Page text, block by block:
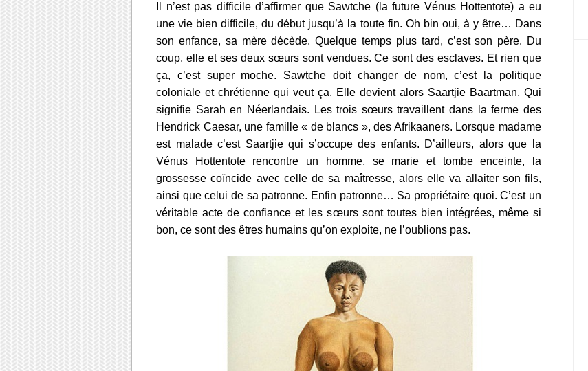
Il n’est pas difficile d’affirmer que Sawtche (la future Vénus Hottentote) a eu
une vie bien difficile, du début jusqu’à la toute fin. Oh bin oui, à y être… Dans
son enfance, sa mère décède. Quelque temps plus tard, c’est son père. Du
coup, elle et ses deux sœurs sont vendues. Ce sont des esclaves. Et rien que
ça, c’est super moche. Sawtche doit changer de nom, c’est la politique
coloniale et chrétienne qui veut ça. Elle devient alors Saartjie Baartman. Qui
signifie Sarah en Néerlandais. Les trois sœurs travaillent dans la ferme des
Hendrick Caesar, une famille « de blancs », des Afrikaaners. Lorsque madame
est malade c’est Saartjie qui s’occupe des enfants. D’ailleurs, alors que la
Vénus Hottentote rencontre un homme, se marie et tombe enceinte, la
grossesse coïncide avec celle de sa maîtresse, alors elle va allaiter son fils,
ainsi que celui de sa patronne. Enfin patronne… Sa propriétaire quoi. C’est un
véritable acte de confiance et les sœurs sont toutes bien intégrées, même si
bon, ce sont des êtres humains qu’on exploite, ne l’oublions pas.